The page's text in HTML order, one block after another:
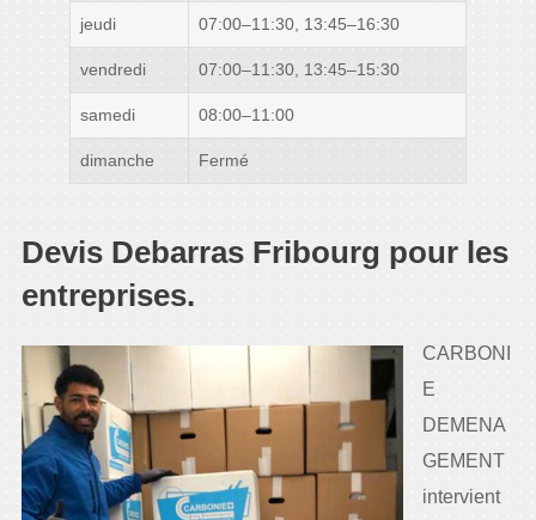
jeudi 07:00–11:30, 13:45–16:30
vendredi 07:00–11:30, 13:45–15:30
samedi 08:00–11:00
dimanche Fermé
Devis Debarras Fribourg pour les
entreprises.
CARBONI
E
DEMENA
GEMENT
intervient